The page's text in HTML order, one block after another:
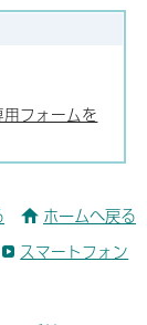
フォームを
ホームへ戻る
スマートフォン